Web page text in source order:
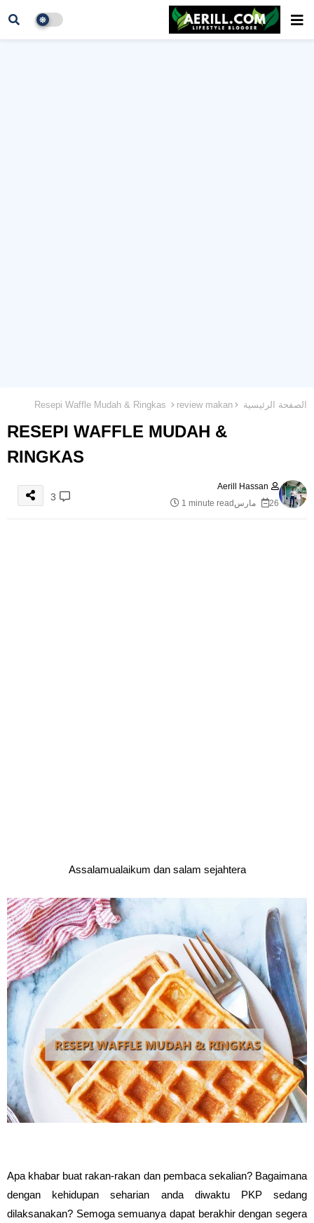
الصفحة الرئيسية review makan
RESEPI WAFFLE MUDAH &
RINGKAS
Aerill Hassan
26 مارس
1 minute read
3
Assalamualaikum dan salam sejahtera
Apa khabar buat rakan-rakan dan pembaca sekalian? Bagaimana
dengan kehidupan seharian anda diwaktu PKP sedang
dilaksanakan? Semoga semuanya dapat berakhir dengan segera